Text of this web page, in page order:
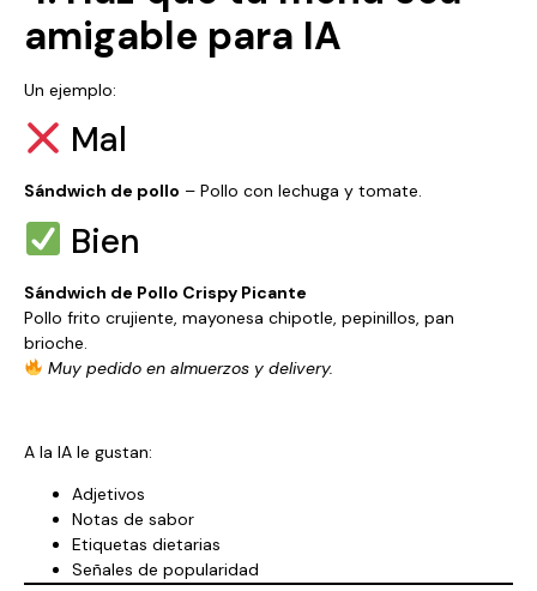
amigable para IA
Un ejemplo:
Mal
Sándwich de pollo – Pollo con lechuga y tomate.
Bien
Sándwich de Pollo Crispy Picante
Pollo frito crujiente, mayonesa chipotle, pepinillos, pan
brioche.
Muy pedido en almuerzos y delivery.
A la IA le gustan:
Adjetivos
Notas de sabor
Etiquetas dietarias
Señales de popularidad